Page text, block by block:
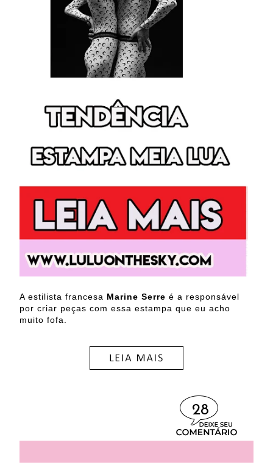
A estilista francesa Marine Serre é a responsável
por criar peças com essa estampa que eu acho
muito fofa.
28